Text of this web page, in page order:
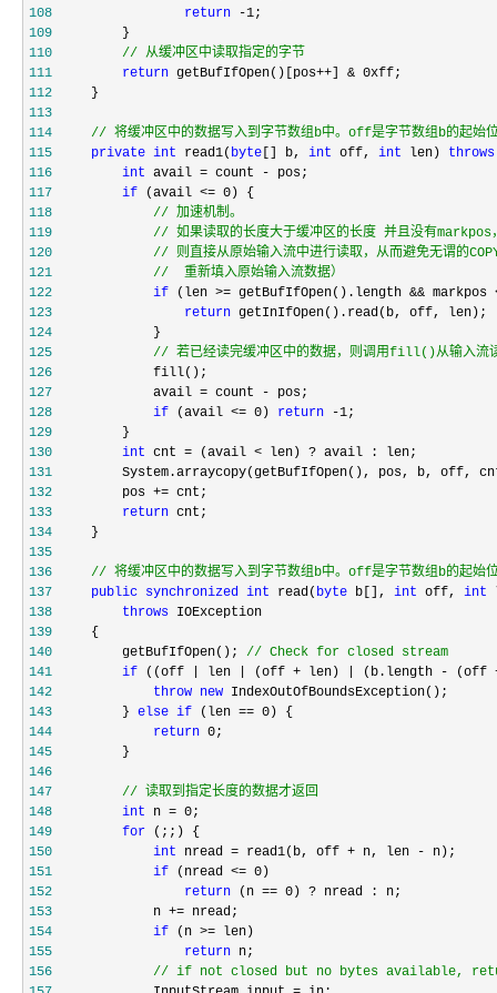
108
return -1
109
110
// 从缓冲区中读取指定的字节
111
return getBufIfOpen()[pos++] & 0xff
112
113
114
// 将缓冲区中的数据写入到字节数组b中。off是字节数组b的起始
115
private int read1( byte [] b, int off, int len) throws
116
int avail = count -
117
if (avail <= 0
118
//
119
//
120
//
121
//
  重新填入原始输入流数据）
122
if (len >= getBufIfOpen().length && markpos
123
return
124
125
// 若已经读完缓冲区中的数据，则调用fill()从输入流
126
127
             avail = count -
128
if (avail <= 0) return -1
129
130
int cnt = (avail < len) ?
131
132
         pos +=
133
return
134
135
136
// 将缓冲区中的数据写入到字节数组b中。off是字节数组b的起始
137
public synchronized int read( byte b[], int off, int
138
throws
139
140
         getBufIfOpen();
// Check for closed stream
141
if ((off | len | (off + len) | (b.length - (off
142
throw new
143
         }
else if (len == 0
144
return 0
145
146
147
// 读取到指定长度的数据才返回
148
int n = 0
149
for
150
int nread = read1(b, off + n, len -
151
if (nread <= 0
152
return (n == 0) ?
153
             n +=
154
if (n >=
155
return
156
// if not closed but no bytes available,